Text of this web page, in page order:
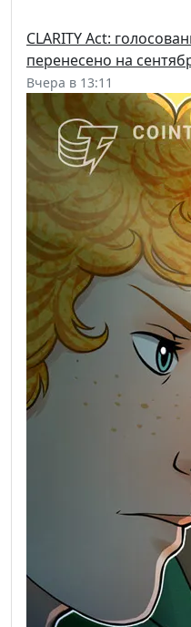
CLARITY Act:
перенесено на
Вчера в 13:11